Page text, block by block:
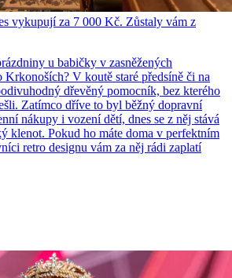
vykupují za 7 000 Kč. Zůstaly vám z
u babičky v zasněžených
Krkonoších? V koutě staré předsíně či na
dřevěný pomocník, bez kterého
Zatímco dříve to byl běžný dopravní
nákupy i vození dětí, dnes se z něj stává
klenot. Pokud ho máte doma v perfektním
retro designu vám za něj rádi zaplatí